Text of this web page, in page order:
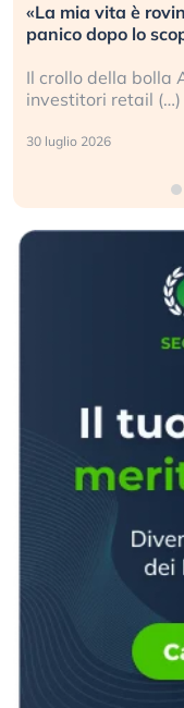
«La mia vita è
panico dopo lo
Il crollo della bolla
investitori retail (…)
30 luglio 2026